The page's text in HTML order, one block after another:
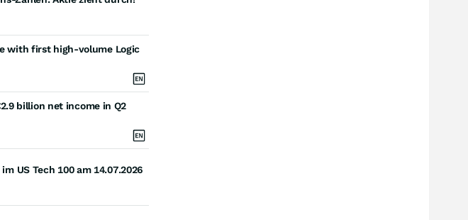
with first high-volume Logic
billion net income in Q2
US Tech 100 am 14.07.2026